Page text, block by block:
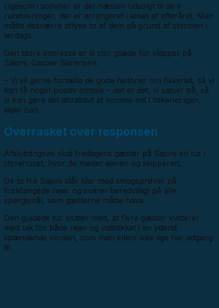
Ligesom i sommer er der næsten udsolgt til de ti
rundvisninger, der er arrangeret i løbet af efteråret. Man
måtte desværre aflyse to af dem på grund af stormen i
lørdags.
Den store interesse er til stor glæde for skipper på
Sajoni, Casper Sørensen.
– Vi vil gerne fortælle de gode historier om fiskeriet, så vi
kan få noget positiv omtale – det er det, vi satser på, så
vi kan gøre det attraktivt at komme ind i fiskeriet igen,
siger han.
Overrasket over responsen
Afslutningsvis skal fredagens gæster på Sajoni en tur i
styrehuset, hvor de møder ejeren og skipperen.
De to fra Sajoni står klar med smagsprøver på
friskfangede rejer og svarer beredvilligt på alle
spørgsmål, som gæsterne måtte have.
Den guidede tur slutter med, at flere gæster kvitterer
med tak for både rejer og indblikket i en yderst
spændende verden, som man ellers ikke lige har adgang
til.